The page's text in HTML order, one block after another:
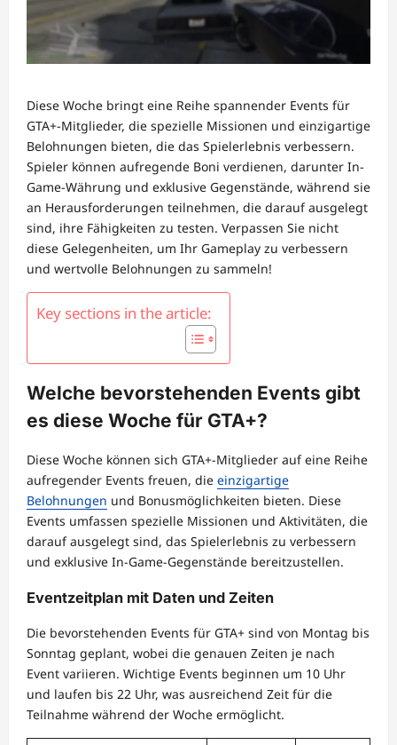
Diese Woche bringt eine Reihe spannender Events für
GTA+-Mitglieder, die spezielle Missionen und einzigartige
Belohnungen bieten, die das Spielerlebnis verbessern.
Spieler können aufregende Boni verdienen, darunter In-
Game-Währung und exklusive Gegenstände, während sie
an Herausforderungen teilnehmen, die darauf ausgelegt
sind, ihre Fähigkeiten zu testen. Verpassen Sie nicht
diese Gelegenheiten, um Ihr Gameplay zu verbessern
und wertvolle Belohnungen zu sammeln!
Key sections in the article:
Welche bevorstehenden Events gibt
es diese Woche für GTA+?
Diese Woche können sich GTA+-Mitglieder auf eine Reihe
aufregender Events freuen, die einzigartige
Belohnungen und Bonusmöglichkeiten bieten. Diese
Events umfassen spezielle Missionen und Aktivitäten, die
darauf ausgelegt sind, das Spielerlebnis zu verbessern
und exklusive In-Game-Gegenstände bereitzustellen.
Eventzeitplan mit Daten und Zeiten
Die bevorstehenden Events für GTA+ sind von Montag bis
Sonntag geplant, wobei die genauen Zeiten je nach
Event variieren. Wichtige Events beginnen um 10 Uhr
und laufen bis 22 Uhr, was ausreichend Zeit für die
Teilnahme während der Woche ermöglicht.